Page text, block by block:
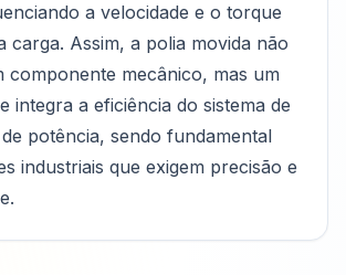
a velocidade e o torque
carga. Assim, a polia movida não
componente mecânico, mas um
integra a eficiência do sistema de
potência, sendo fundamental
industriais que exigem precisão e